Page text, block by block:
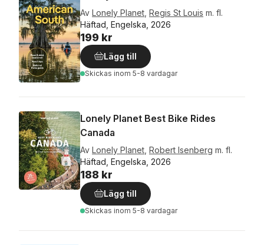
Av Lonely Planet Regis St Louis m. fl.
Häftad, Engelska, 2026
199 kr
Lägg till
Skickas inom 5-8 vardagar
Lonely Planet Best Bike Rides
Canada
Av Lonely Planet Robert Isenberg m. fl.
Häftad, Engelska, 2026
188 kr
Lägg till
Skickas inom 5-8 vardagar